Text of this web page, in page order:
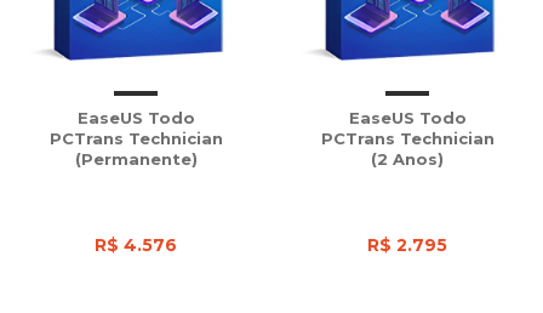
EaseUS Todo
PCTrans Technician
(Permanente)
R$ 4.576
EaseUS Todo
PCTrans Technician
(2 Anos)
R$ 2.795